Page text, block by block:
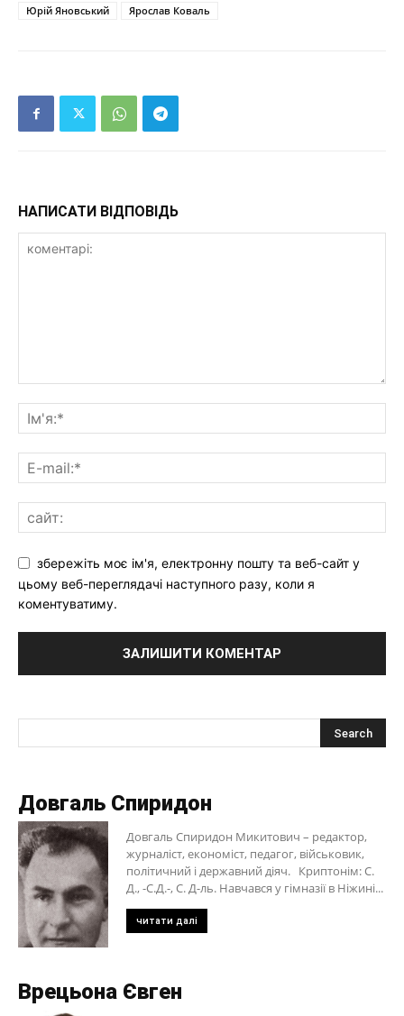
Юрій Яновський
Ярослав Коваль
НАПИСАТИ ВІДПОВІДЬ
збережіть моє ім'я, електронну пошту та веб-сайт у
цьому веб-переглядачі наступного разу, коли я
коментуватиму.
Довгаль Спиридон
Довгаль Спиридон Микитович – редактор,
журналіст, економіст, педагог, військовик,
політичний і державний діяч. Криптонім: С.
Д., -С.Д.-, С. Д-ль. Навчався у гімназії в Ніжині...
читати далі
Врецьона Євген